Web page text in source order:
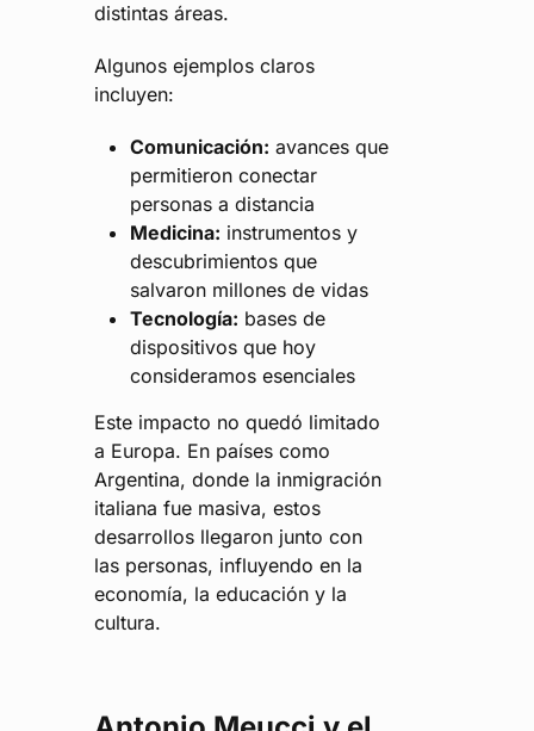
distintas áreas.
Algunos ejemplos claros
incluyen:
Comunicación: avances que
permitieron conectar
personas a distancia
Medicina: instrumentos y
descubrimientos que
salvaron millones de vidas
Tecnología: bases de
dispositivos que hoy
consideramos esenciales
Este impacto no quedó limitado
a Europa. En países como
Argentina, donde la inmigración
italiana fue masiva, estos
desarrollos llegaron junto con
las personas, influyendo en la
economía, la educación y la
cultura.